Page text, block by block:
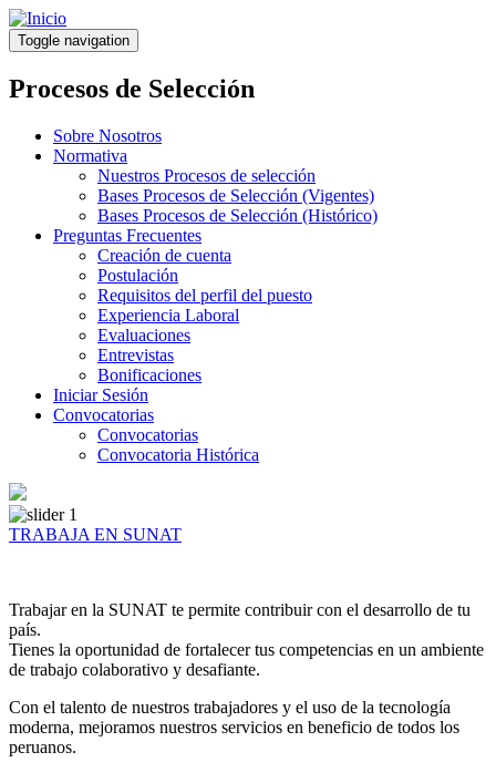
Pasar
al
contenido
principal
Toggle navigation
Procesos de Selección
Sobre Nosotros
Normativa
Nuestros Procesos de selección
Bases Procesos de Selección (Vigentes)
Bases Procesos de Selección (Histórico)
Preguntas Frecuentes
Creación de cuenta
Postulación
Requisitos del perfil del puesto
Experiencia Laboral
Evaluaciones
Entrevistas
Bonificaciones
Iniciar Sesión
Convocatorias
Convocatorias
Convocatoria Histórica
TRABAJA EN SUNAT
Trabajar en la SUNAT te permite contribuir con el desarrollo de tu
país.
Tienes la oportunidad de fortalecer tus competencias en un ambiente
de trabajo colaborativo y desafiante.
Con el talento de nuestros trabajadores y el uso de la tecnología
moderna, mejoramos nuestros servicios en beneficio de todos los
peruanos.